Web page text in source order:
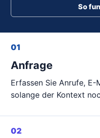
So
01
Anfrage
Erfassen Sie Anrufe, E-
solange der Kontext
02